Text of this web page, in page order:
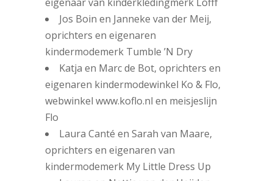
Jos Boin en Janneke van der Meij,
oprichters en eigenaren
kindermodemerk Tumble ’N Dry
Katja en Marc de Bot, oprichters en
eigenaren kindermodewinkel Ko & Flo,
webwinkel www.koflo.nl en meisjeslijn
Flo
Laura Canté en Sarah van Maare,
oprichters en eigenaren van
kindermodemerk My Little Dress Up